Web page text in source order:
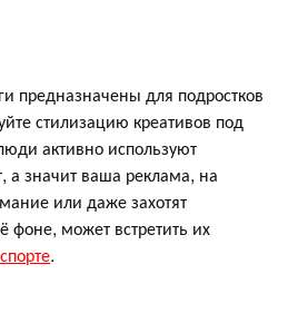
предназначены для подростков
стилизацию креативов под
активно используют
а значит ваша реклама, на
или даже захотят
фоне, может встретить их
.